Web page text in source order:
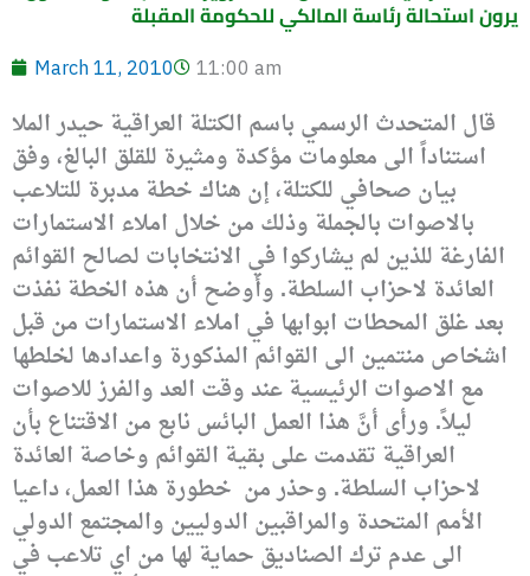
يرون استحالة رئاسة المالكي للحكومة المقبلة
March 11, 2010 11:00 am
قال المتحدث الرسمي باسم الكتلة العراقية حيدر الملا
استناداً الى معلومات مؤكدة ومثيرة للقلق البالغ، وفق
بيان صحافي للكتلة، إن هناك خطة مدبرة للتلاعب
بالاصوات بالجملة وذلك من خلال املاء الاستمارات
الفارغة للذين لم يشاركوا في الانتخابات لصالح القوائم
العائدة لاحزاب السلطة. وأوضح أن هذه الخطة نفذت
بعد غلق المحطات ابوابها في املاء الاستمارات من قبل
اشخاص منتمين الى القوائم المذكورة واعدادها لخلطها
مع الاصوات الرئيسية عند وقت العد والفرز للاصوات
ليلاً. ورأى أنَّ هذا العمل البائس نابع من الاقتناع بأن
العراقية تقدمت على بقية القوائم وخاصة العائدة
لاحزاب السلطة. وحذر من خطورة هذا العمل، داعيا
الأمم المتحدة والمراقبين الدوليين والمجتمع الدولي
الى عدم ترك الصناديق حماية لها من اي تلاعب في